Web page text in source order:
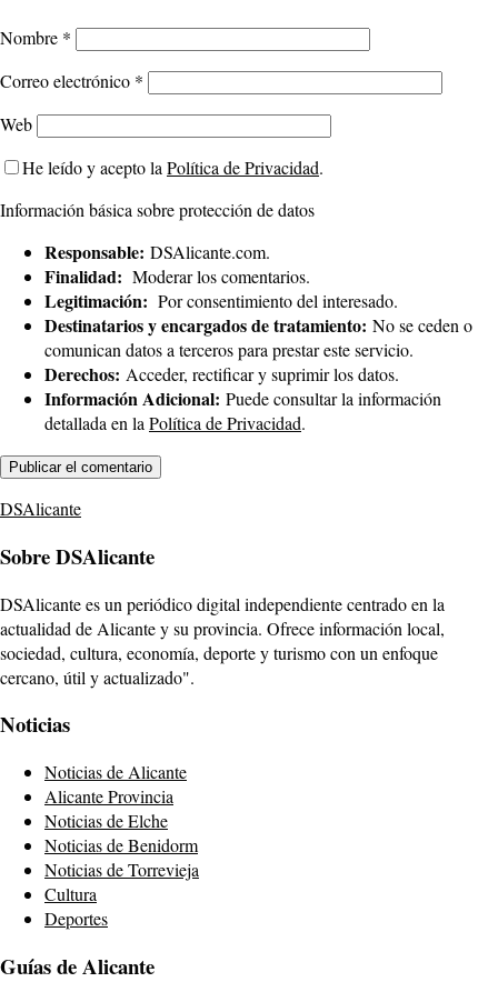
Nombre *
Correo electrónico *
Web
He leído y acepto la Política de Privacidad.
Información básica sobre protección de datos
Responsable: DSAlicante.com.
Finalidad: Moderar los comentarios.
Legitimación: Por consentimiento del interesado.
Destinatarios y encargados de tratamiento: No se ceden o
comunican datos a terceros para prestar este servicio.
Derechos: Acceder, rectificar y suprimir los datos.
Información Adicional: Puede consultar la información
detallada en la Política de Privacidad.
DSAlicante
Sobre DSAlicante
DSAlicante es un periódico digital independiente centrado en la
actualidad de Alicante y su provincia. Ofrece información local,
sociedad, cultura, economía, deporte y turismo con un enfoque
cercano, útil y actualizado".
Noticias
Noticias de Alicante
Alicante Provincia
Noticias de Elche
Noticias de Benidorm
Noticias de Torrevieja
Cultura
Deportes
Guías de Alicante